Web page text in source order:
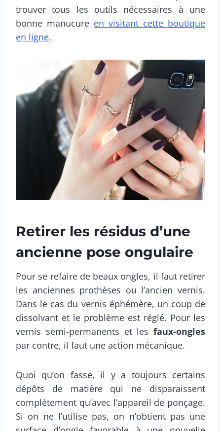
trouver tous les outils nécessaires à une
bonne manucure en visitant cette boutique
en ligne.
Retirer les résidus d’une
ancienne pose ongulaire
Pour se refaire de beaux ongles, il faut retirer
les anciennes prothèses ou l’ancien vernis.
Dans le cas du vernis éphémère, un coup de
dissolvant et le problème est réglé. Pour les
vernis semi-permanents et les faux-ongles
par contre, il faut une action mécanique.
Quoi qu’on fasse, il y a toujours certains
dépôts de matière qui ne disparaissent
complètement qu’avec l’appareil de ponçage.
Si on ne l’utilise pas, on n’obtient pas une